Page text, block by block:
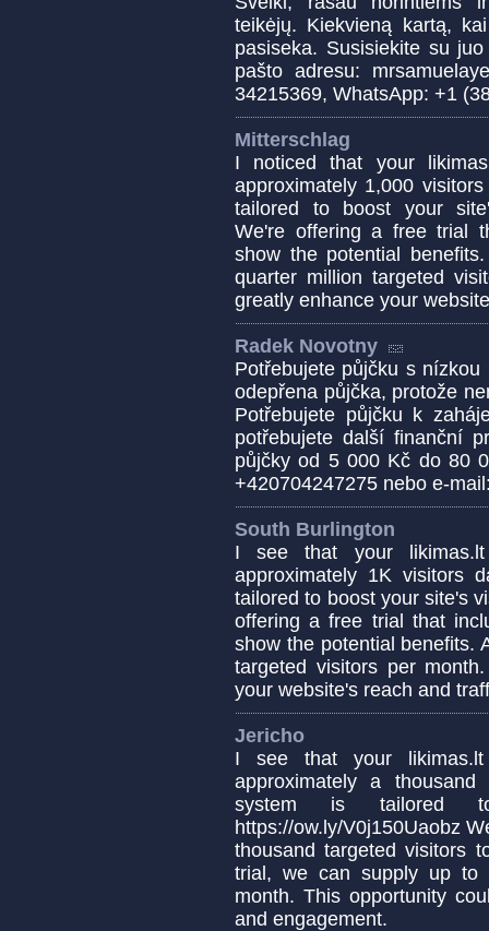
teikėjų. Kiekvieną kartą,
pasiseka. Susisiekite su
pašto adresu:
34215369, WhatsApp: +1
Mitterschlag
I noticed that your
approximately 1,000
tailored to boost your
We're offering a free trial
show the potential
quarter million targeted
greatly enhance your
Radek Novotny
Potřebujete půjčku s
odepřena půjčka, protože
Potřebujete půjčku k
potřebujete další finanční
půjčky od 5 000 Kč do 80
+420704247275 nebo e-
South Burlington
I see that your
approximately 1K visitors
tailored to boost your site's
offering a free trial that
show the potential benefits.
targeted visitors per
your website's reach and
Jericho
I see that your
approximately a
system is tailored
https://ow.ly/V0j150Uaobz
thousand targeted visitors
trial, we can supply up to
month. This opportunity
and engagement.